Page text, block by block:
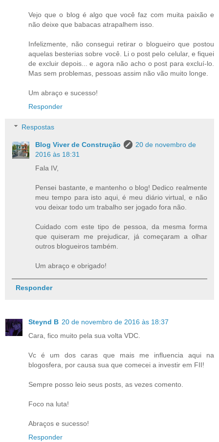
Vejo que o blog é algo que você faz com muita paixão e
não deixe que babacas atrapalhem isso.
Infelizmente, não consegui retirar o blogueiro que postou
aquelas besterias sobre você. Li o post pelo celular, e fiquei
de excluir depois... e agora não acho o post para excluí-lo.
Mas sem problemas, pessoas assim não vão muito longe.
Um abraço e sucesso!
Responder
Respostas
Blog Viver de Construção
20 de novembro de
2016 às 18:31
Fala IV,
Pensei bastante, e mantenho o blog! Dedico realmente
meu tempo para isto aqui, é meu diário virtual, e não
vou deixar todo um trabalho ser jogado fora não.
Cuidado com este tipo de pessoa, da mesma forma
que quiseram me prejudicar, já começaram a olhar
outros blogueiros também.
Um abraço e obrigado!
Responder
Steynd B 20 de novembro de 2016 às 18:37
Cara, fico muito pela sua volta VDC.
Vc é um dos caras que mais me influencia aqui na
blogosfera, por causa sua que comecei a investir em FII!
Sempre posso leio seus posts, as vezes comento.
Foco na luta!
Abraços e sucesso!
Responder